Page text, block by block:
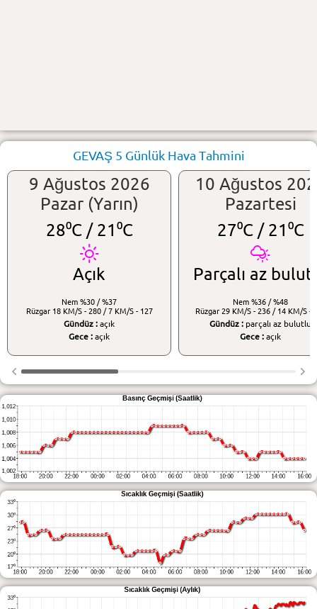
GEVAŞ 5 Günlük Hava Tahmini
9 Ağustos 2026
Pazar (Yarın)
28⁰C /21⁰C
Açık
Nem %30 / %37
Rüzgar 18 KM/S - 280 / 7 KM/S - 127
Gündüz : açık
Gece : açık
10 Ağustos
Pazartesi
27⁰C /21⁰C
Parçalı az
Nem %36 / %48
Rüzgar 29 KM/S - 236 / 14 KM/S -
Gündüz : parçalı az bulutlu
Gece : açık